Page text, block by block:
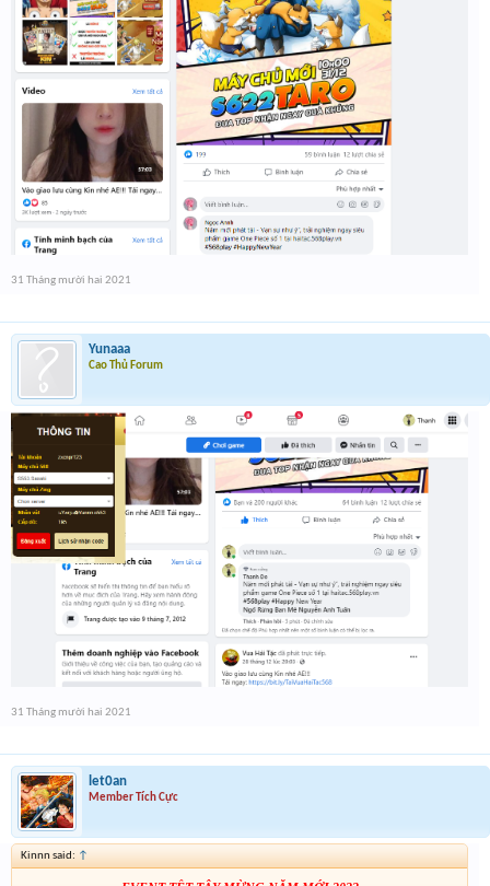
31 Tháng mười hai 2021
Yunaaa
Cao Thủ Forum
31 Tháng mười hai 2021
let0an
Member Tích Cực
Kinnn said: ↑